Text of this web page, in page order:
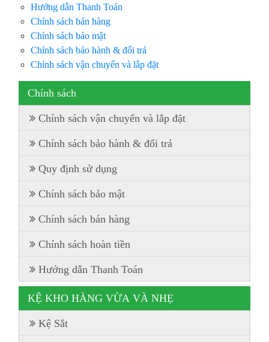
Hướng dẫn Thanh Toán
Chính sách bán hàng
Chính sách bảo mật
Chính sách bảo hành & đổi trả
Chính sách vận chuyển và lắp đặt
Chính sách
Chính sách vận chuyển và lắp đặt
Chính sách bảo hành & đổi trả
Quy định sử dụng
Chính sách bảo mật
Chính sách bán hàng
Chính sách hoàn tiền
Hướng dẫn Thanh Toán
KỆ KHO HÀNG VỪA VÀ NHẸ
Kệ Sắt